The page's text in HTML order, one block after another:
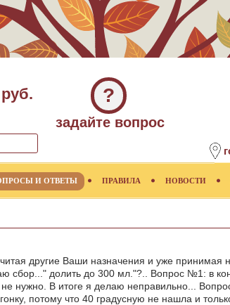
?
задайте вопрос
И ОТВЕТЫ ПРАВИЛА НОВОСТИ
другие Ваши назначения и уже принимая
сбор..." долить до 300 мл."?.. Вопрос №1: в
нужно. В итоге я делаю неправильно...
потому что 40 градусную не нашла и